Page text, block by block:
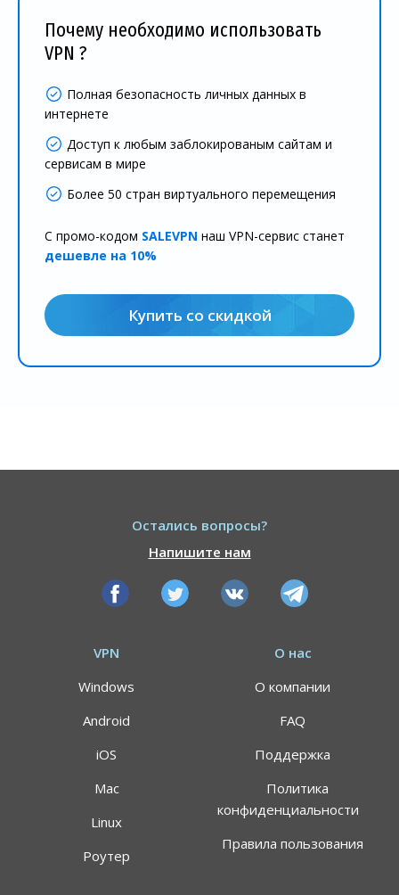
Почему необходимо использовать
VPN ?
Полная безопасность личных данных в
интернете
Доступ к любым заблокированым сайтам и
сервисам в мире
Более 50 стран виртуального перемещения
С промо-кодом SALEVPN наш VPN-сервис станет
дешевле на 10%
Купить со скидкой
Остались вопросы?
Напишите нам
VPN
Windows
Android
iOS
Mac
Linux
Роутер
О нас
О компании
FAQ
Поддержка
Политика
конфиденциальности
Правила пользования